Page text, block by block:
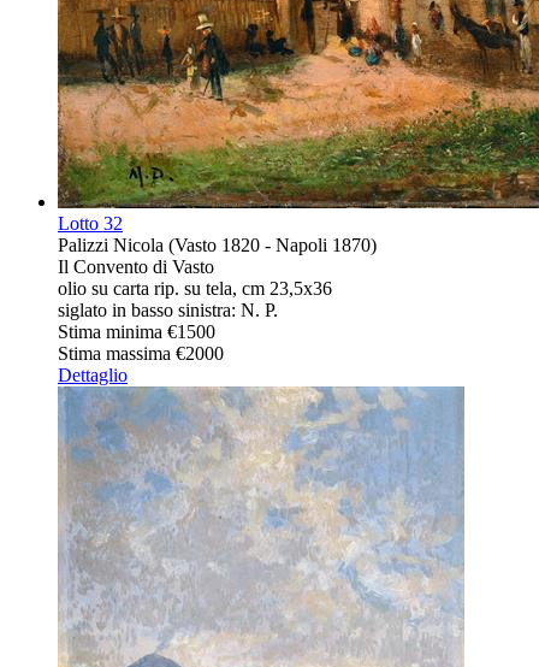
Lotto 32
Palizzi Nicola (Vasto 1820 - Napoli 1870)
Il Convento di Vasto
olio su carta rip. su tela, cm 23,5x36
siglato in basso sinistra: N. P.
Stima minima €1500
Stima massima €2000
Dettaglio